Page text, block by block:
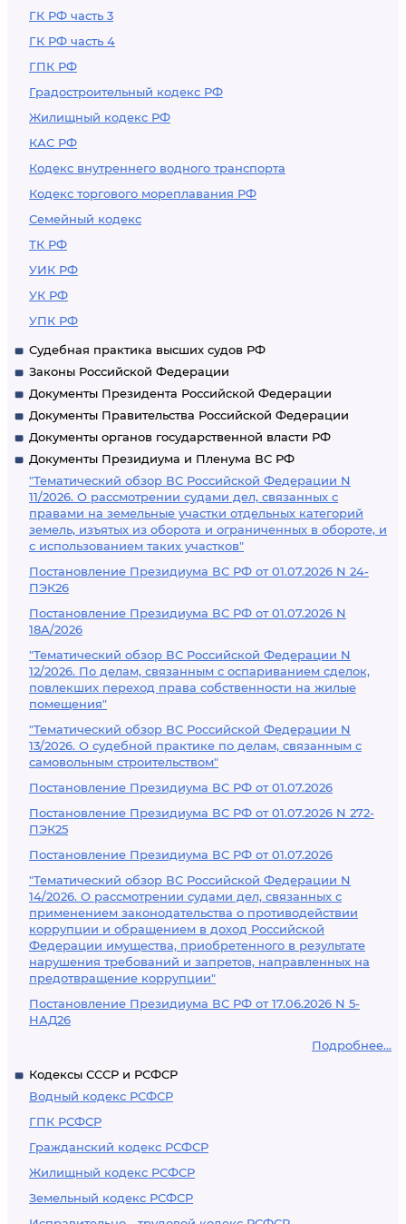
ГК РФ часть 3
ГК РФ часть 4
ГПК РФ
Градостроительный кодекс РФ
Жилищный кодекс РФ
КАС РФ
Кодекс внутреннего водного транспорта
Кодекс торгового мореплавания РФ
Семейный кодекс
ТК РФ
УИК РФ
УК РФ
УПК РФ
Судебная практика высших судов РФ
Законы Российской Федерации
Документы Президента Российской Федерации
Документы Правительства Российской Федерации
Документы органов государственной власти РФ
Документы Президиума и Пленума ВС РФ
"Тематический обзор ВС Российской Федерации N
11/2026. О рассмотрении судами дел, связанных с
правами на земельные участки отдельных категорий
земель, изъятых из оборота и ограниченных в обороте, и
с использованием таких участков"
Постановление Президиума ВС РФ от 01.07.2026 N 24-
ПЭК26
Постановление Президиума ВС РФ от 01.07.2026 N
18А/2026
"Тематический обзор ВС Российской Федерации N
12/2026. По делам, связанным с оспариванием сделок,
повлекших переход права собственности на жилые
помещения"
"Тематический обзор ВС Российской Федерации N
13/2026. О судебной практике по делам, связанным с
самовольным строительством"
Постановление Президиума ВС РФ от 01.07.2026
Постановление Президиума ВС РФ от 01.07.2026 N 272-
ПЭК25
Постановление Президиума ВС РФ от 01.07.2026
"Тематический обзор ВС Российской Федерации N
14/2026. О рассмотрении судами дел, связанных с
применением законодательства о противодействии
коррупции и обращением в доход Российской
Федерации имущества, приобретенного в результате
нарушения требований и запретов, направленных на
предотвращение коррупции"
Постановление Президиума ВС РФ от 17.06.2026 N 5-
НАД26
Подробнее...
Кодексы СССР и РСФСР
Водный кодекс РСФСР
ГПК РСФСР
Гражданский кодекс РСФСР
Жилищный кодекс РСФСР
Земельный кодекс РСФСР